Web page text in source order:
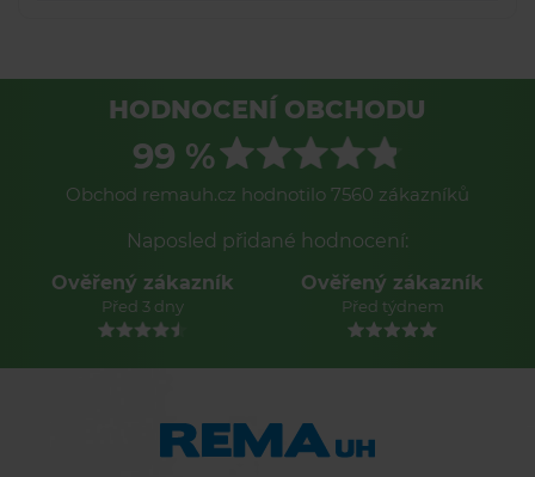
HODNOCENÍ OBCHODU
99 %
Obchod remauh.cz hodnotilo 7560 zákazníků
Naposled přidané hodnocení:
Ověřený zákazník
Před 3 dny
Ověřený zákazník
Před týdnem